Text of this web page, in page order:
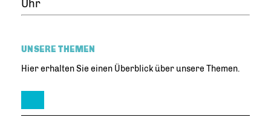
Uhr
UNSERE THEMEN
Hier erhalten Sie einen Überblick über unsere Themen.